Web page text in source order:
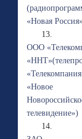
«Новая
13.
ООО
«Телекомпания
«Новое
телевидение»)
14.